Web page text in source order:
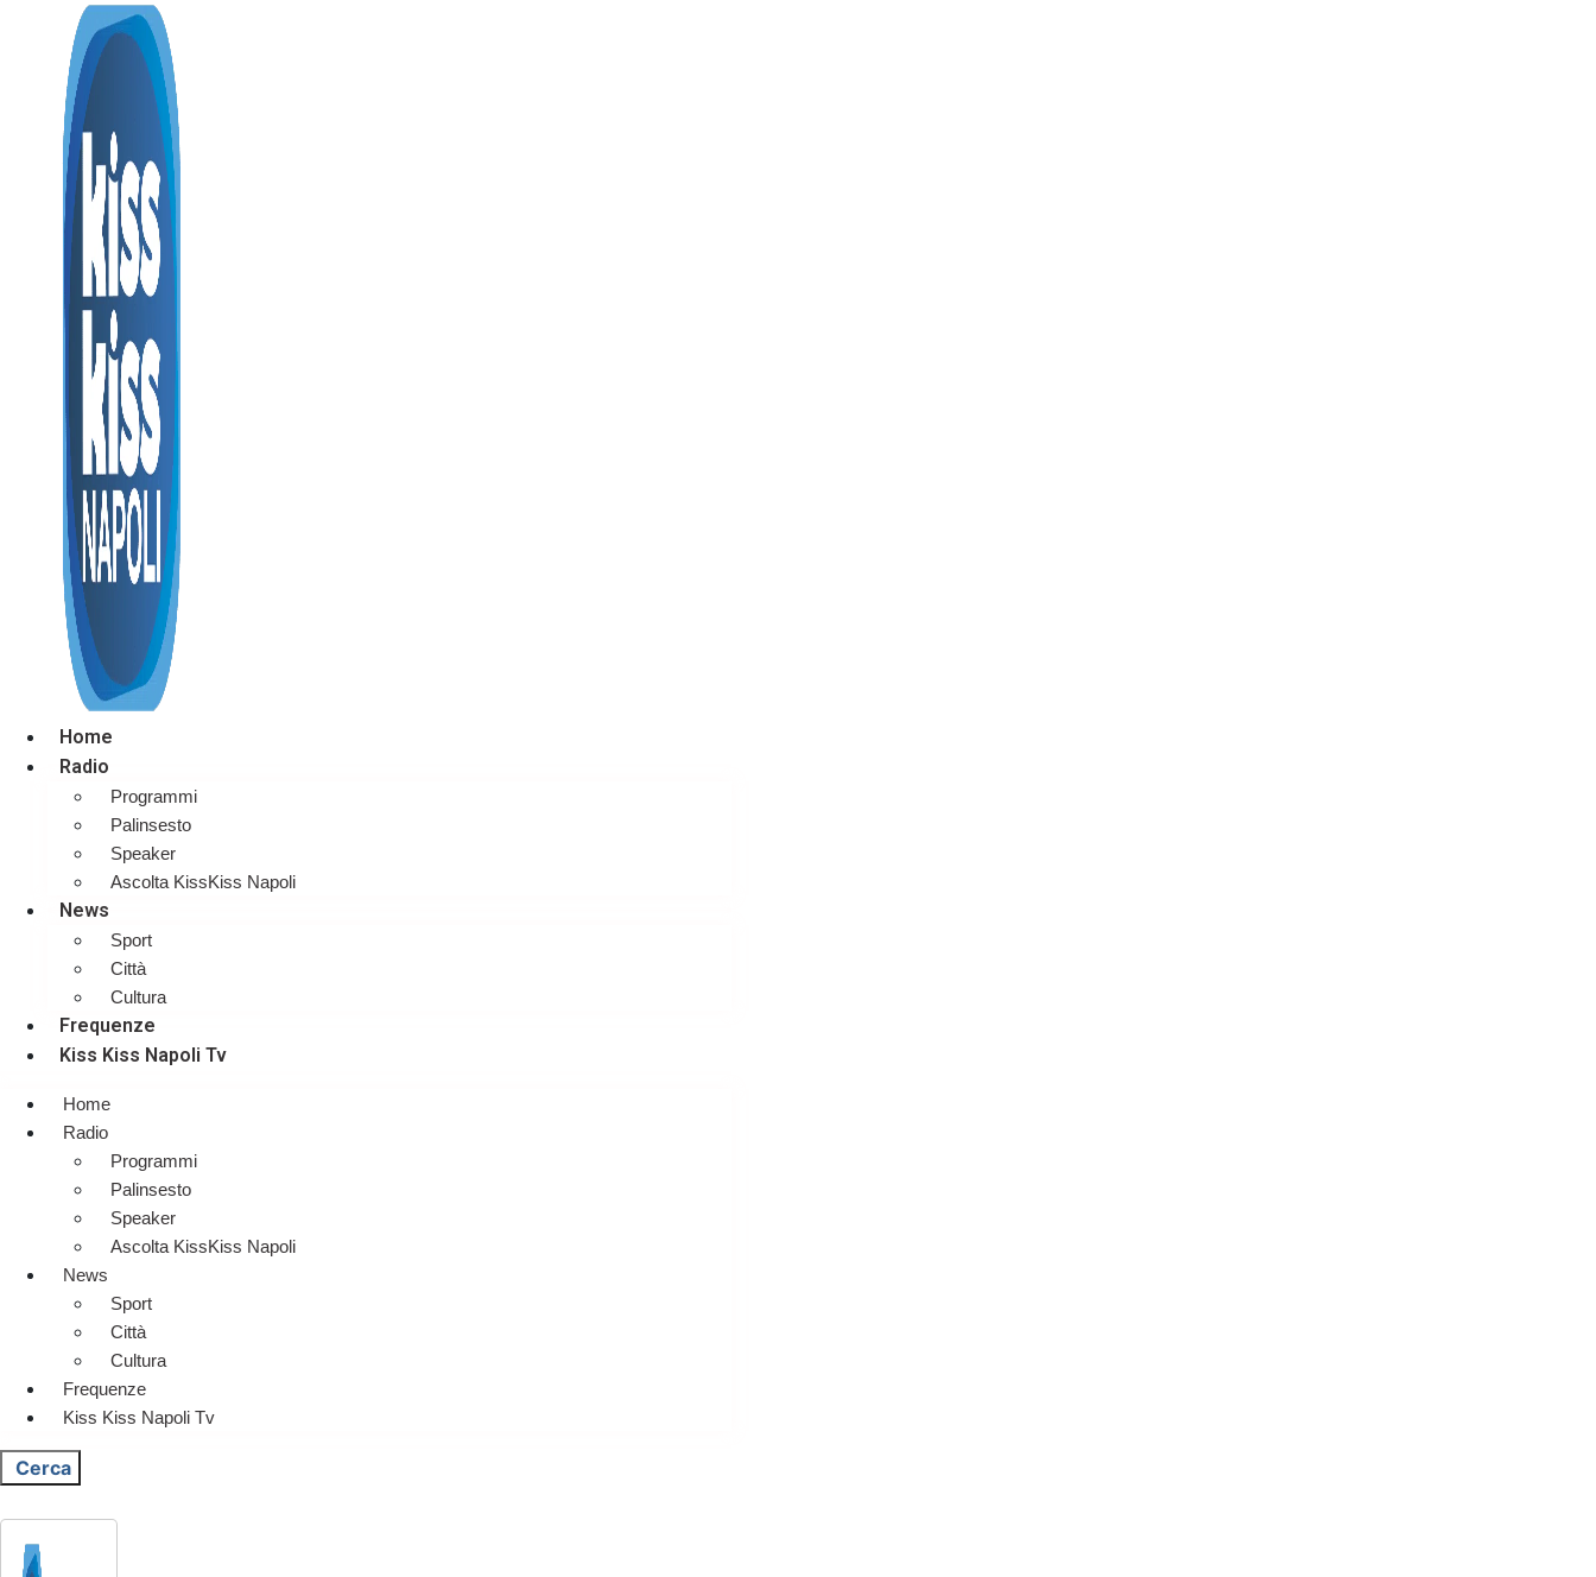
Home
Radio
Programmi
Palinsesto
Speaker
Ascolta KissKiss Napoli
News
Sport
Città
Cultura
Frequenze
Kiss Kiss Napoli Tv
Home
Radio
Programmi
Palinsesto
Speaker
Ascolta KissKiss Napoli
News
Sport
Città
Cultura
Frequenze
Kiss Kiss Napoli Tv
Cerca